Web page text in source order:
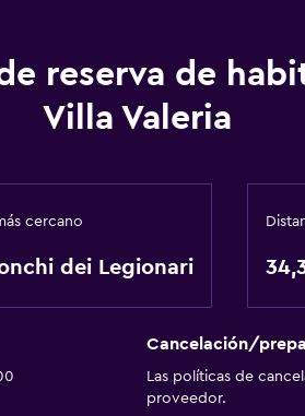
reserva de
Villa Valeria
cercano
dei Legionari
Cancelación/
Las políticas de
proveedor.